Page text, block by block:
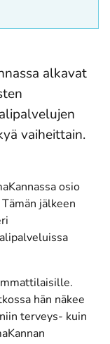
alkavat
vaiheittain.
osio
jälkeen
hän näkee
terveys- kuin